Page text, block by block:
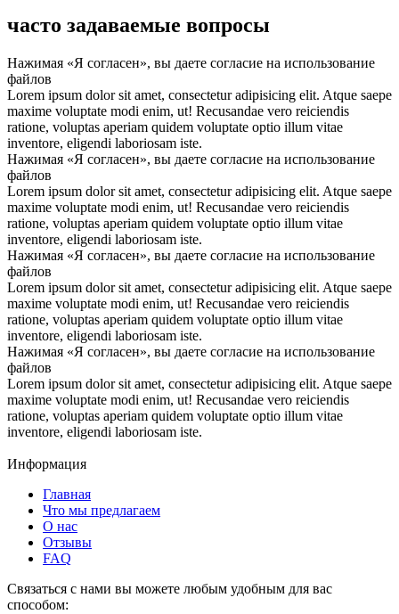
часто задаваемые вопросы
Нажимая «Я согласен», вы даете согласие на использование
файлов
Lorem ipsum dolor sit amet, consectetur adipisicing elit. Atque saepe
maxime voluptate modi enim, ut! Recusandae vero reiciendis
ratione, voluptas aperiam quidem voluptate optio illum vitae
inventore, eligendi laboriosam iste.
Нажимая «Я согласен», вы даете согласие на использование
файлов
Lorem ipsum dolor sit amet, consectetur adipisicing elit. Atque saepe
maxime voluptate modi enim, ut! Recusandae vero reiciendis
ratione, voluptas aperiam quidem voluptate optio illum vitae
inventore, eligendi laboriosam iste.
Нажимая «Я согласен», вы даете согласие на использование
файлов
Lorem ipsum dolor sit amet, consectetur adipisicing elit. Atque saepe
maxime voluptate modi enim, ut! Recusandae vero reiciendis
ratione, voluptas aperiam quidem voluptate optio illum vitae
inventore, eligendi laboriosam iste.
Нажимая «Я согласен», вы даете согласие на использование
файлов
Lorem ipsum dolor sit amet, consectetur adipisicing elit. Atque saepe
maxime voluptate modi enim, ut! Recusandae vero reiciendis
ratione, voluptas aperiam quidem voluptate optio illum vitae
inventore, eligendi laboriosam iste.
Информация
Главная
Что мы предлагаем
О нас
Отзывы
FAQ
Связаться с нами вы можете любым удобным для вас
способом: